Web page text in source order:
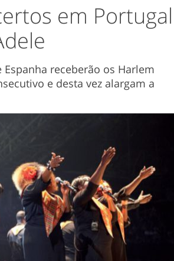
em Portugal
receberão os Harlem
e desta vez alargam a